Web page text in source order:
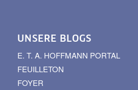
UNSERE BLOGS
E. T. A. HOFFMANN PORTAL
FEUILLETON
FOYER